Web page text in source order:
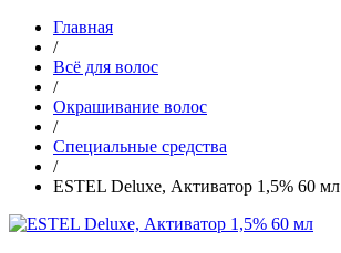
Главная
/
Всё для волос
/
Окрашивание волос
/
Специальные средства
/
ESTEL Deluxe, Активатор 1,5% 60 мл